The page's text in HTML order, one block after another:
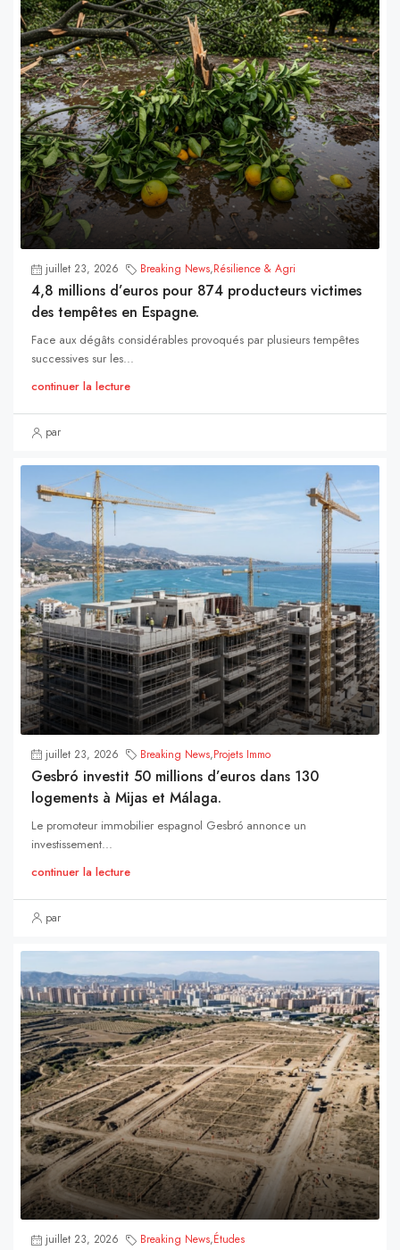
juillet 23, 2026 Breaking News,Résilience & Agri
4,8 millions d’euros pour 874 producteurs victimes
des tempêtes en Espagne.
Face aux dégâts considérables provoqués par plusieurs tempêtes
successives sur les...
continuer la lecture
par
juillet 23, 2026 Breaking News,Projets Immo
Gesbró investit 50 millions d’euros dans 130
logements à Mijas et Málaga.
Le promoteur immobilier espagnol Gesbró annonce un
investissement...
continuer la lecture
par
juillet 23, 2026 Breaking News,Études